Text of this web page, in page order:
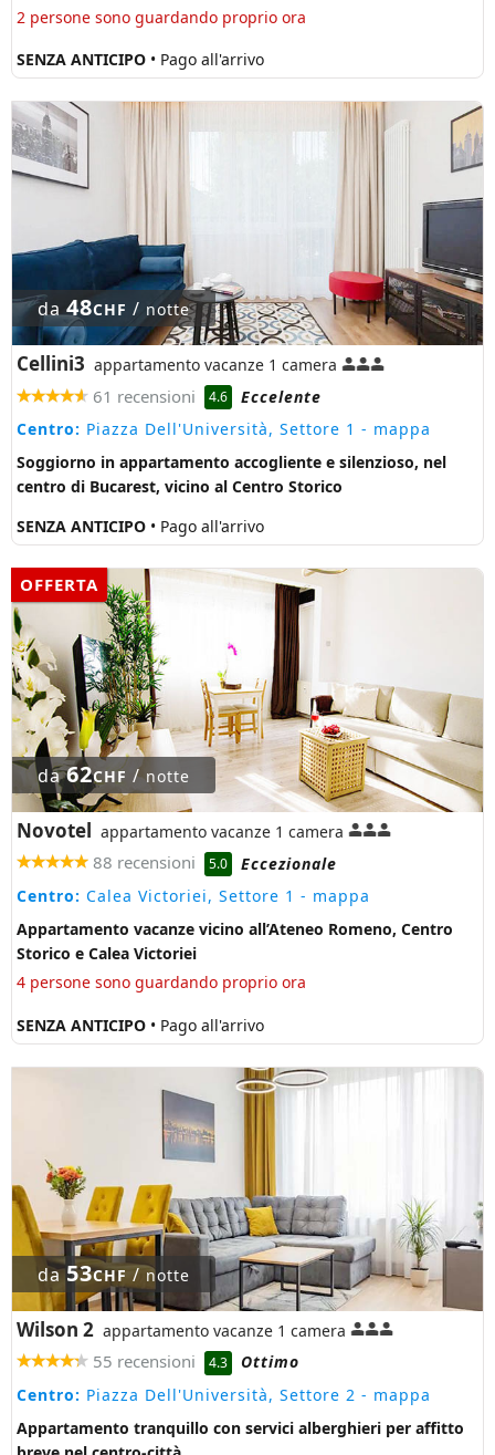
2 persone sono guardando proprio ora
SENZA ANTICIPO • Pago all'arrivo
da48CHF / notte
Cellini3 appartamento vacanze 1 camera
61 recensioni 4.6
Eccelente
Centro: Piazza Dell'Università, Settore 1 - mappa
Soggiorno in appartamento accogliente e silenzioso, nel
centro di Bucarest, vicino al Centro Storico
SENZA ANTICIPO • Pago all'arrivo
OFFERTA
da62CHF /notte
Novotel appartamento vacanze 1 camera
88 recensioni 5.0
Eccezionale
Centro: Calea Victoriei, Settore 1 - mappa
Appartamento vacanze vicino all’Ateneo Romeno, Centro
Storico e Calea Victoriei
4 persone sono guardando proprio ora
SENZA ANTICIPO • Pago all'arrivo
da53CHF /notte
Wilson 2 appartamento vacanze 1 camera
55 recensioni 4.3
Ottimo
Centro: Piazza Dell'Università, Settore 2 - mappa
Appartamento tranquillo con servici alberghieri per affitto